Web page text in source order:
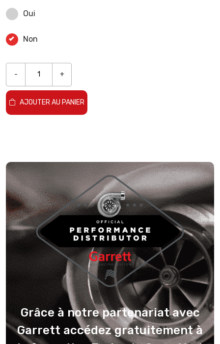
Oui
Non
- +
AJOUTER AU PANIER
Grâce à notre partenariat avec
Garrett accédez gratuitement à